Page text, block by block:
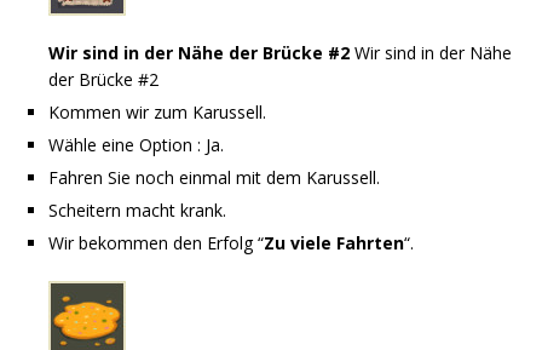
Wir sind in der Nähe der Brücke #2 Wir sind in der Nähe
der Brücke #2
Kommen wir zum Karussell.
Wähle eine Option : Ja.
Fahren Sie noch einmal mit dem Karussell.
Scheitern macht krank.
Wir bekommen den Erfolg “Zu viele Fahrten“.